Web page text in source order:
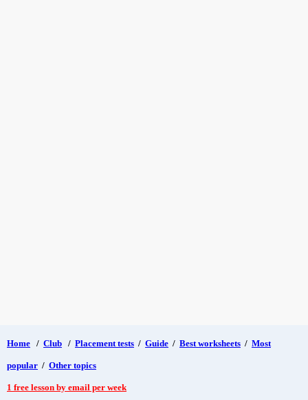
Home / Club / Placement tests / Guide / Best worksheets / Most
popular / Other topics
1 free lesson by email per week